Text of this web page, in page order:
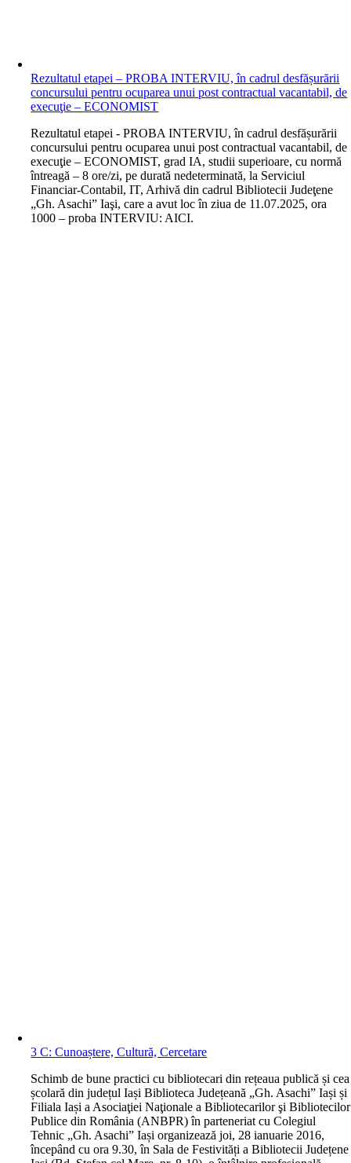
Rezultatul etapei – PROBA INTERVIU, în cadrul desfășurării
concursului pentru ocuparea unui post contractual vacantabil, de
execuţie – ECONOMIST
Rezultatul etapei - PROBA INTERVIU, în cadrul desfășurării
concursului pentru ocuparea unui post contractual vacantabil, de
execuţie – ECONOMIST, grad IA, studii superioare, cu normă
întreagă – 8 ore/zi, pe durată nedeterminată, la Serviciul
Financiar-Contabil, IT, Arhivă din cadrul Bibliotecii Judeţene
„Gh. Asachi” Iaşi, care a avut loc în ziua de 11.07.2025, ora
1000 – proba INTERVIU: AICI.
3 C: Cunoaștere, Cultură, Cercetare
Schimb de bune practici cu bibliotecari din rețeaua publică și cea
școlară din județul Iași Biblioteca Județeană „Gh. Asachi” Iași și
Filiala Iași a Asociaţiei Naţionale a Bibliotecarilor şi Bibliotecilor
Publice din România (ANBPR) în parteneriat cu Colegiul
Tehnic „Gh. Asachi” Iași organizează joi, 28 ianuarie 2016,
începând cu ora 9.30, în Sala de Festivități a Bibliotecii Județene